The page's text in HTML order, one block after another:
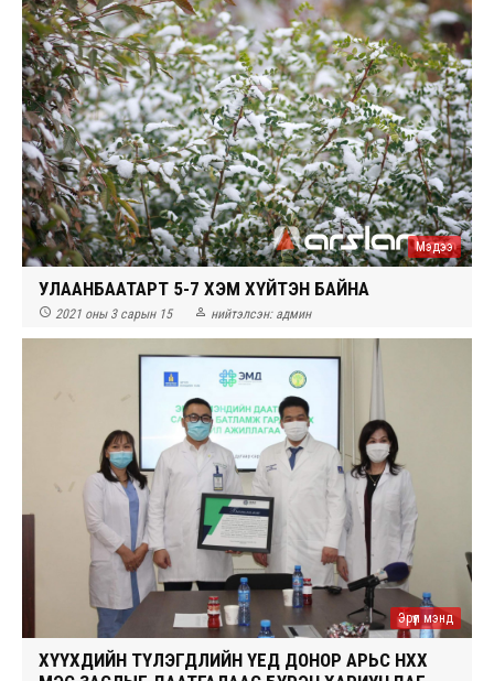
Мэдээ
УЛААНБААТАРТ 5-7 ХЭМ ХҮЙТЭН БАЙНА
 2021 оны 3 сарын 15  нийтэлсэн: админ
Эрүүл мэнд
ХҮҮХДИЙН ТҮЛЭГДЛИЙН ҮЕД ДОНОР АРЬС НӨХӨХ